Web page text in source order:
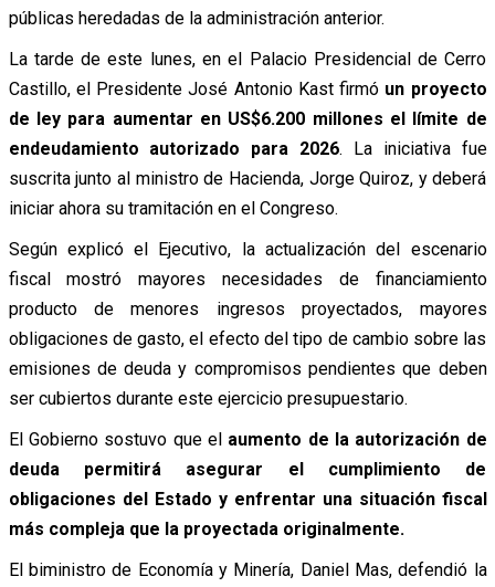
públicas heredadas de la administración anterior.
La tarde de este lunes, en el Palacio Presidencial de Cerro
Castillo, el Presidente José Antonio Kast firmó un proyecto
de ley para aumentar en US$6.200 millones el límite de
endeudamiento autorizado para 2026. La iniciativa fue
suscrita junto al ministro de Hacienda, Jorge Quiroz, y deberá
iniciar ahora su tramitación en el Congreso.
Según explicó el Ejecutivo, la actualización del escenario
fiscal mostró mayores necesidades de financiamiento
producto de menores ingresos proyectados, mayores
obligaciones de gasto, el efecto del tipo de cambio sobre las
emisiones de deuda y compromisos pendientes que deben
ser cubiertos durante este ejercicio presupuestario.
El Gobierno sostuvo que elaumento de la autorización de
deuda permitirá asegurar el cumplimiento de
obligaciones del Estado y enfrentar una situación fiscal
más compleja que la proyectada originalmente.
El biministro de Economía y Minería, Daniel Mas, defendió la